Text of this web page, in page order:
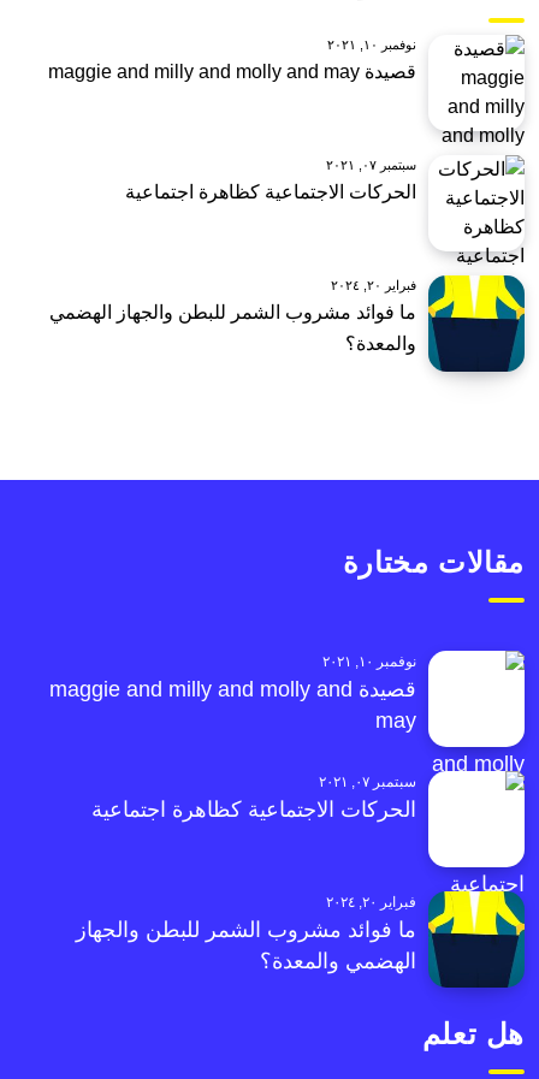
نوفمبر ١٠, ٢٠٢١
قصيدة maggie and milly and molly and may
سبتمبر ٠٧, ٢٠٢١
الحركات الاجتماعية كظاهرة اجتماعية
فبراير ٢٠, ٢٠٢٤
ما فوائد مشروب الشمر للبطن والجهاز الهضمي
والمعدة؟
مقالات مختارة
نوفمبر ١٠, ٢٠٢١
قصيدة maggie and milly and molly and
may
سبتمبر ٠٧, ٢٠٢١
الحركات الاجتماعية كظاهرة اجتماعية
فبراير ٢٠, ٢٠٢٤
ما فوائد مشروب الشمر للبطن والجهاز
الهضمي والمعدة؟
هل تعلم